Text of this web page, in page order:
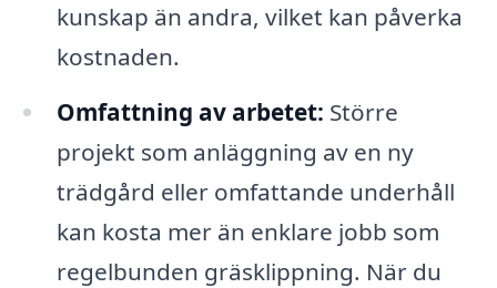
kunskap än andra, vilket kan påverka
kostnaden.
Omfattning av arbetet: Större
projekt som anläggning av en ny
trädgård eller omfattande underhåll
kan kosta mer än enklare jobb som
regelbunden gräsklippning. När du